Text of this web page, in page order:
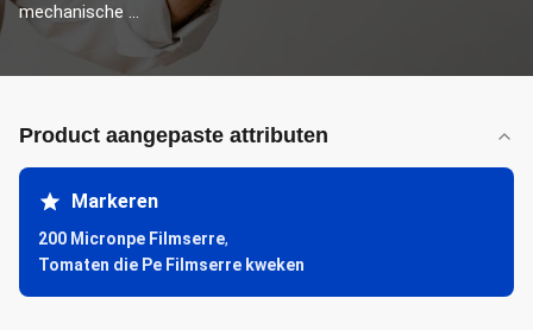
mechanische ...
Product aangepaste attributen
Markeren
200 Micronpe Filmserre,
Tomaten die Pe Filmserre kweken